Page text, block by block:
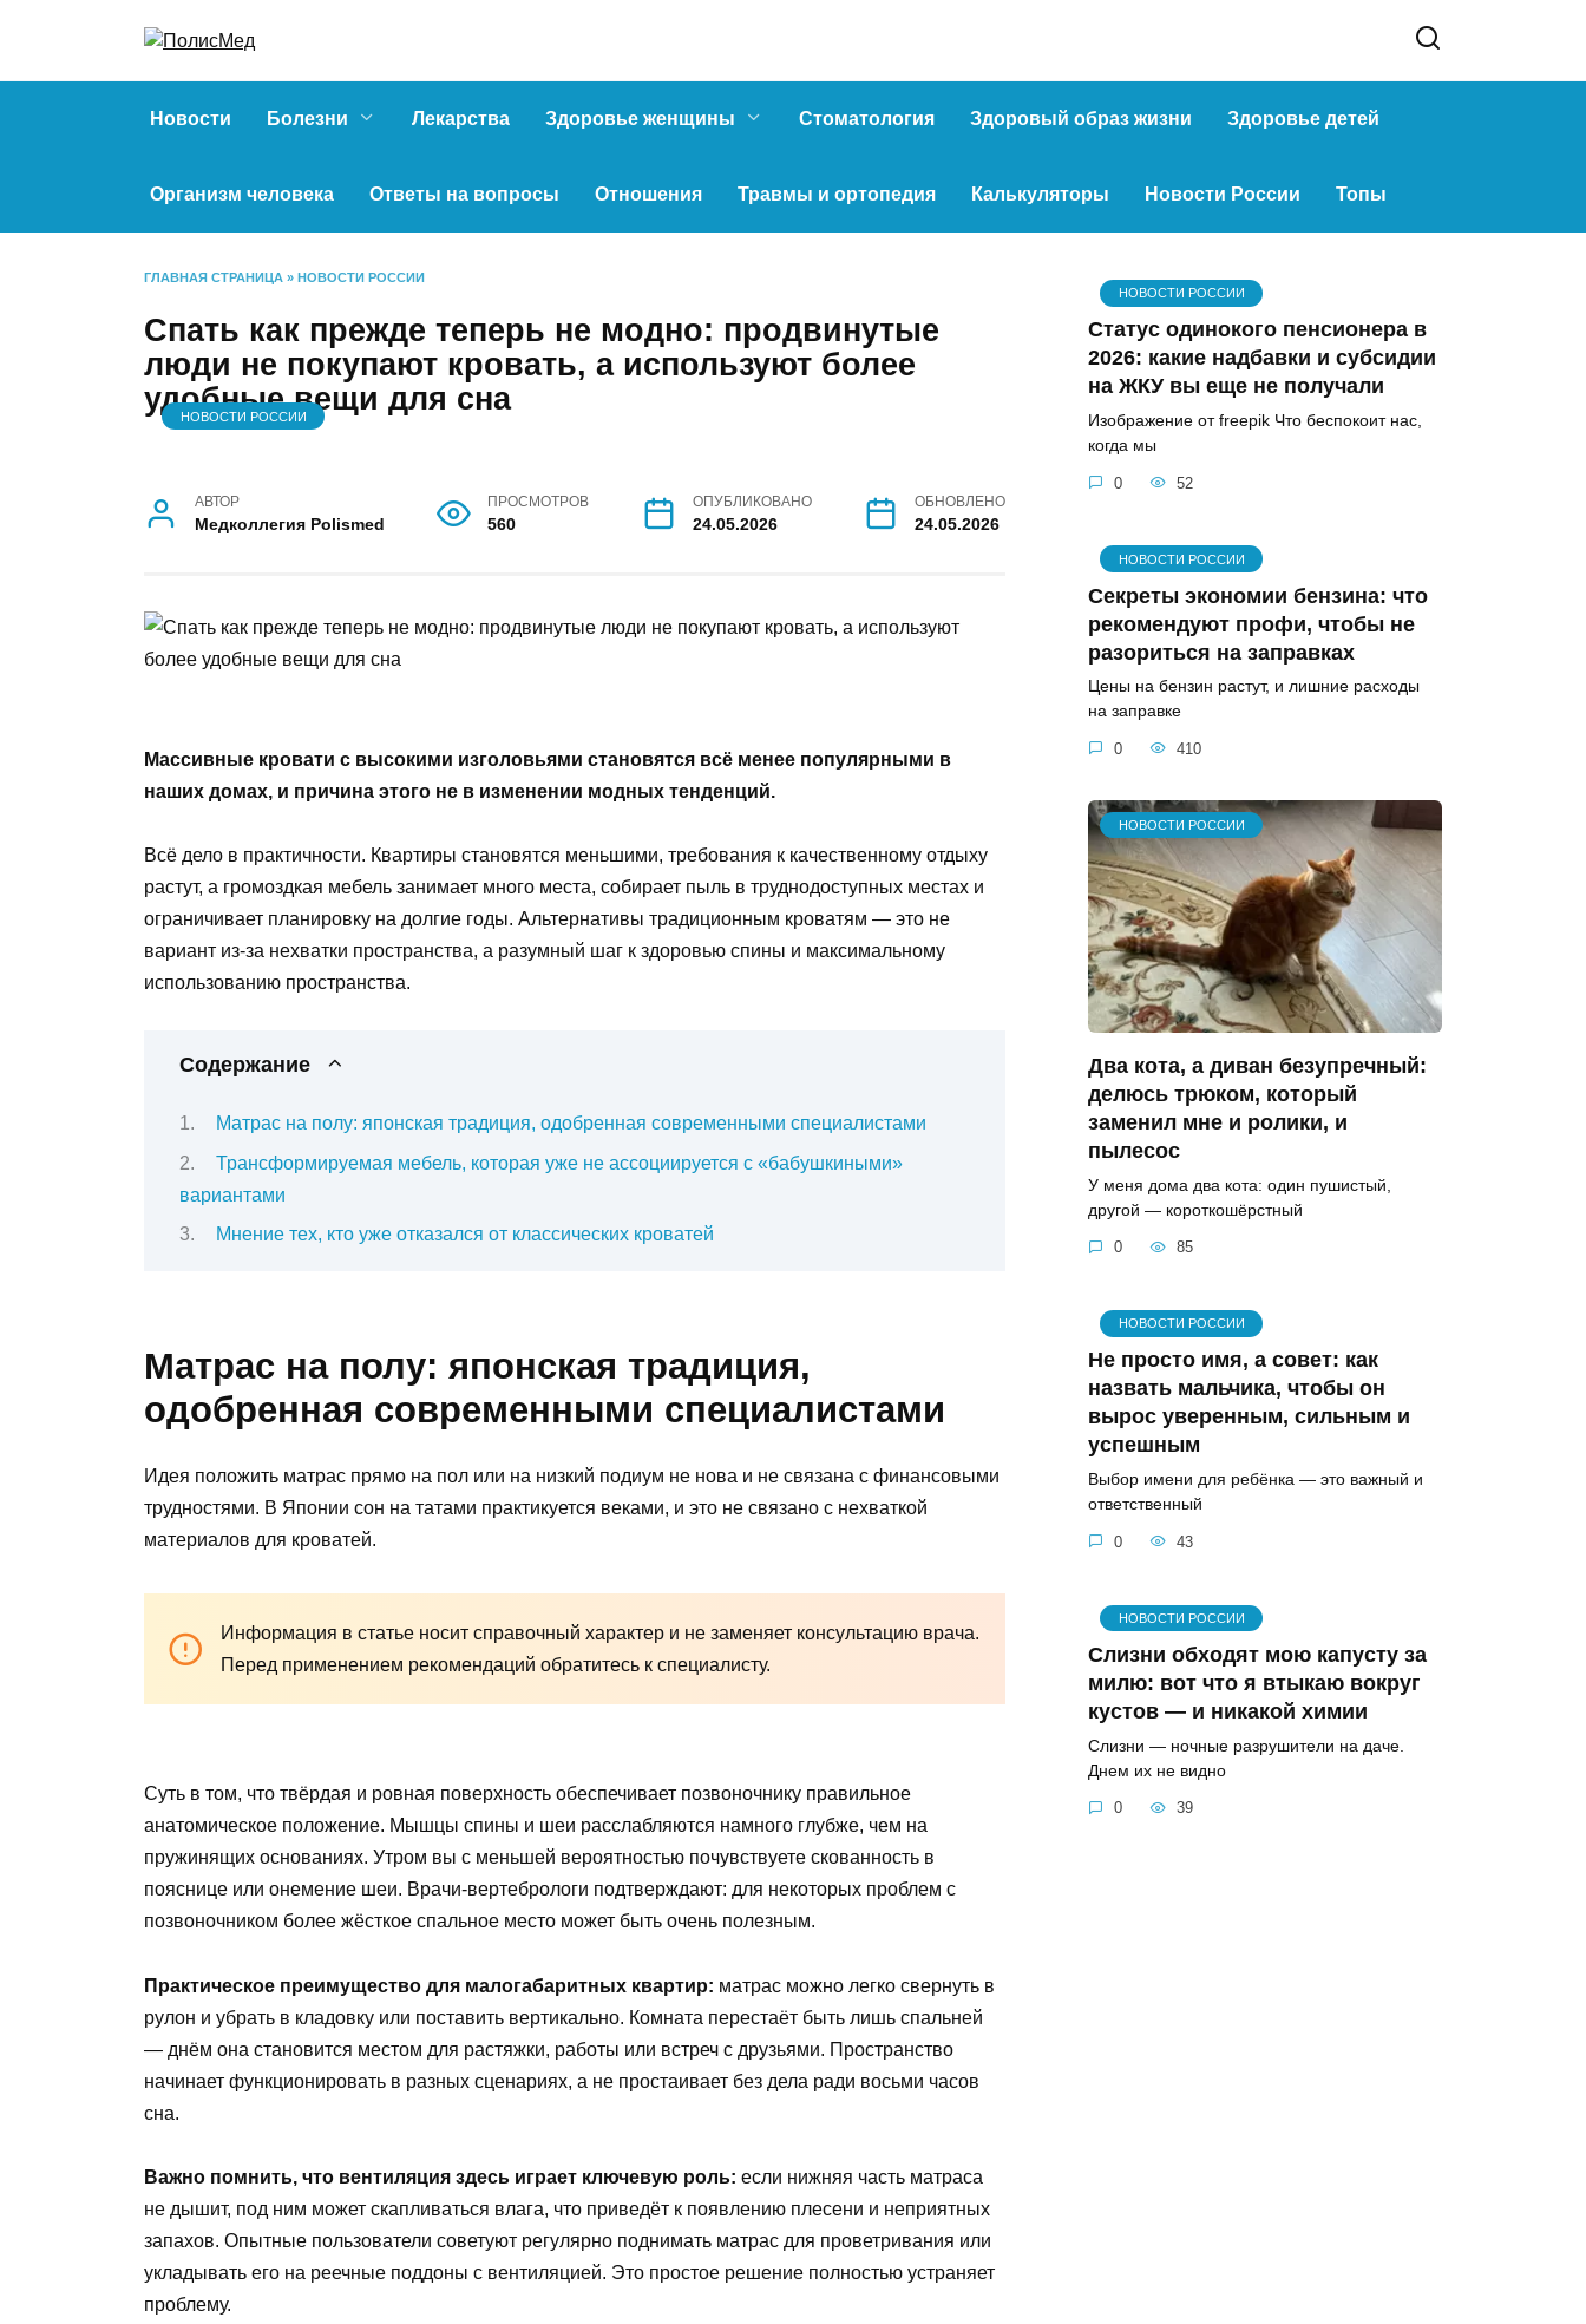
Новости Болезни Лекарства Здоровье женщины Стоматология Здоровый образ жизни Здоровье детей
Организм человека Ответы на вопросы Отношения Травмы и ортопедия Калькуляторы Новости России Топы
ГЛАВНАЯ СТРАНИЦА » НОВОСТИ РОССИИ
Спать как прежде теперь не модно: продвинутые
люди не покупают кровать, а используют более
удобные вещи для сна
НОВОСТИ РОССИИ
АВТОР
Медколлегия Polismed
ПРОСМОТРОВ
560
ОПУБЛИКОВАНО
24.05.2026
ОБНОВЛЕНО
24.05.2026
Массивные кровати с высокими изголовьями становятся всё менее популярными в
наших домах, и причина этого не в изменении модных тенденций.
Всё дело в практичности. Квартиры становятся меньшими, требования к качественному отдыху
растут, а громоздкая мебель занимает много места, собирает пыль в труднодоступных местах и
ограничивает планировку на долгие годы. Альтернативы традиционным кроватям — это не
вариант из-за нехватки пространства, а разумный шаг к здоровью спины и максимальному
использованию пространства.
Содержание
Матрас на полу: японская традиция, одобренная современными специалистами
Трансформируемая мебель, которая уже не ассоциируется с «бабушкиными»
вариантами
Мнение тех, кто уже отказался от классических кроватей
Матрас на полу: японская традиция,
одобренная современными специалистами
Идея положить матрас прямо на пол или на низкий подиум не нова и не связана с финансовыми
трудностями. В Японии сон на татами практикуется веками, и это не связано с нехваткой
материалов для кроватей.
Информация в статье носит справочный характер и не заменяет консультацию врача.
Перед применением рекомендаций обратитесь к специалисту.
Суть в том, что твёрдая и ровная поверхность обеспечивает позвоночнику правильное
анатомическое положение. Мышцы спины и шеи расслабляются намного глубже, чем на
пружинящих основаниях. Утром вы с меньшей вероятностью почувствуете скованность в
пояснице или онемение шеи. Врачи-вертебрологи подтверждают: для некоторых проблем с
позвоночником более жёсткое спальное место может быть очень полезным.
Практическое преимущество для малогабаритных квартир: матрас можно легко свернуть в
рулон и убрать в кладовку или поставить вертикально. Комната перестаёт быть лишь спальней
— днём она становится местом для растяжки, работы или встреч с друзьями. Пространство
начинает функционировать в разных сценариях, а не простаивает без дела ради восьми часов
сна.
Важно помнить, что вентиляция здесь играет ключевую роль: если нижняя часть матраса
не дышит, под ним может скапливаться влага, что приведёт к появлению плесени и неприятных
запахов. Опытные пользователи советуют регулярно поднимать матрас для проветривания или
укладывать его на реечные поддоны с вентиляцией. Это простое решение полностью устраняет
проблему.
НОВОСТИ РОССИИ
Статус одинокого пенсионера в
2026: какие надбавки и субсидии
на ЖКУ вы еще не получали
Изображение от freepik Что беспокоит нас,
когда мы
0 52
НОВОСТИ РОССИИ
Секреты экономии бензина: что
рекомендуют профи, чтобы не
разориться на заправках
Цены на бензин растут, и лишние расходы
на заправке
0 410
НОВОСТИ РОССИИ
Два кота, а диван безупречный:
делюсь трюком, который
заменил мне и ролики, и
пылесос
У меня дома два кота: один пушистый,
другой — короткошёрстный
0 85
НОВОСТИ РОССИИ
Не просто имя, а совет: как
назвать мальчика, чтобы он
вырос уверенным, сильным и
успешным
Выбор имени для ребёнка — это важный и
ответственный
0 43
НОВОСТИ РОССИИ
Слизни обходят мою капусту за
милю: вот что я втыкаю вокруг
кустов — и никакой химии
Слизни — ночные разрушители на даче.
Днем их не видно
0 39